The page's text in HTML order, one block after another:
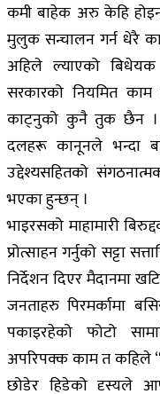
कमी बाहेक अरु केहि
मुलुक सन्चालन गर्न धेरै
अहिले ल्याएको
सरकारको नियमित
काट्नुको कुनै तुक छैन ।
दलहरू कानूनले भन्दा
उद्देश्यसहितको
भएका हुन्छन् ।
भाइरसको माहामारी
प्रोत्साहन गर्नुको सट्टा
निर्देशन दिएर मैदानमा
जनताहरु पिरमर्कामा
पकाइरहेको फोटो
अपरिपक्क काम त कहिले
छोडेर हिडेको दृस्यले